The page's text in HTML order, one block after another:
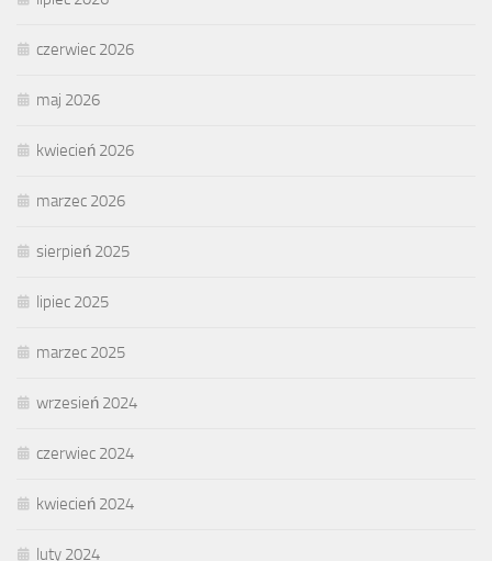
czerwiec 2026
maj 2026
kwiecień 2026
marzec 2026
sierpień 2025
lipiec 2025
marzec 2025
wrzesień 2024
czerwiec 2024
kwiecień 2024
luty 2024